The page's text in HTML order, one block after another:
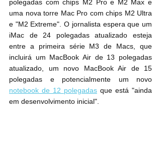
polegadas com chips ‌M2‌ Pro e ‌M2‌ Max e
uma nova torre Mac Pro com chips ‌M2‌ Ultra
e "‌M2‌ Extreme". O jornalista espera que um
‌iMac‌ de 24 polegadas atualizado esteja
entre a primeira série ‌M3‌ de Macs, que
incluirá um MacBook Air de 13 polegadas
atualizado, um novo ‌MacBook Air‌ de 15
notebook de 12 polegadas que está "ainda
em desenvolvimento inicial".